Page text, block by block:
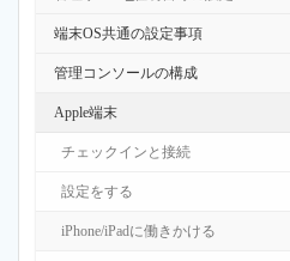
端末OS共通の設定事項
管理コンソールの構成
Apple端末
チェックインと接続
設定をする
iPhone/iPadに働きかける